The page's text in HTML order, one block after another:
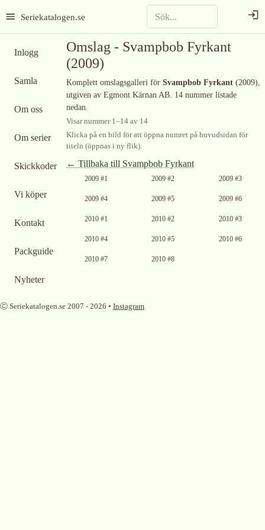
Seriekatalogen.se
Inlogg
Samla
Om oss
Om serier
Skickkoder
Vi köper
Kontakt
Packguide
Nyheter
Omslag - Svampbob Fyrkant
(2009)
Komplett omslagsgalleri för Svampbob Fyrkant (2009),
utgiven av Egmont Kärnan AB. 14 nummer listade
nedan.
Visar nummer 1–14 av 14
Klicka på en bild för att öppna numret på huvudsidan för
titeln (öppnas i ny flik).
← Tillbaka till Svampbob Fyrkant
2009 #1
Ingen bild
2009 #2 2009 #3
2009 #4 2009 #5 2009 #6
2010 #1 2010 #2 2010 #3
2010 #4 2010 #5 2010 #6
2010 #7 2010 #8
Ⓒ Seriekatalogen.se 2007 - 2026 • Instagram